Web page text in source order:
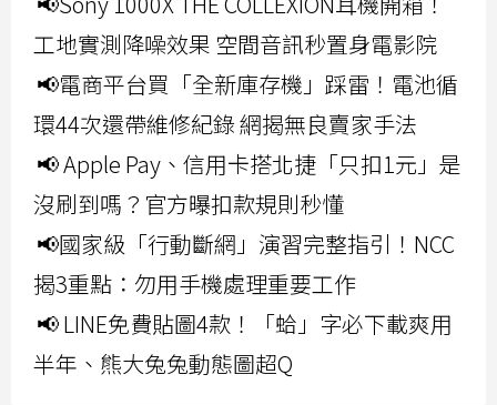
工地實測降噪效果 空間音訊秒置身電影院
📢電商平台買「全新庫存機」踩雷！電池循
環44次還帶維修紀錄 網揭無良賣家手法
📢 Apple Pay、信用卡搭北捷「只扣1元」是
沒刷到嗎？官方曝扣款規則秒懂
📢國家級「行動斷網」演習完整指引！NCC
揭3重點：勿用手機處理重要工作
📢 LINE免費貼圖4款！「蛤」字必下載爽用
半年、熊大兔兔動態圖超Q